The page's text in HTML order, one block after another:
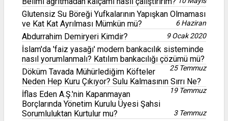
Glutensiz Su Böreği Yufkalarının Yapışkan Olmaması
ve Kat Kat Ayrılması Mümkün mü?
6 Haziran
Abdurrahim Demiryeri Kimdir? 9 Ocak 2020
İslam'da 'faiz yasağı' modern bankacılık sisteminde
nasıl yorumlanmalı? Katılım bankacılığı çözümü mü?
25 Temmuz
Döküm Tavada Mühürlediğim Köfteler
Neden Hep Kuru Çıkıyor? Sulu Kalmasının Sırrı Ne?
19 Temmuz
İflas Eden A.Ş.'nin Kapanmayan
Borçlarında Yönetim Kurulu Üyesi Şahsi
Sorumluluktan Kurtulur mu?
3 Temmuz